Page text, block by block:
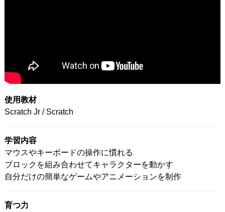
使用教材
Scratch Jr / Scratch
学習内容
マウスやキーボードの操作に慣れる
ブロックを組み合わせてキャラクターを動かす
自分だけの簡単なゲームやアニメーションを制作
育つ力